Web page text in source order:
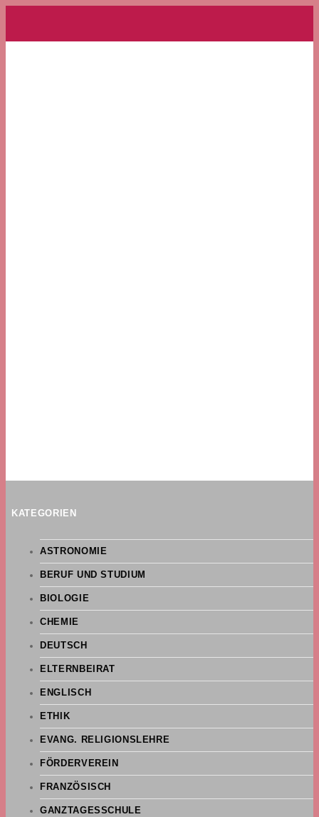
KATEGORIEN
ASTRONOMIE
BERUF UND STUDIUM
BIOLOGIE
CHEMIE
DEUTSCH
ELTERNBEIRAT
ENGLISCH
ETHIK
EVANG. RELIGIONSLEHRE
FÖRDERVEREIN
FRANZÖSISCH
GANZTAGESSCHULE